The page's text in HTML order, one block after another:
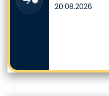
20.08.2026